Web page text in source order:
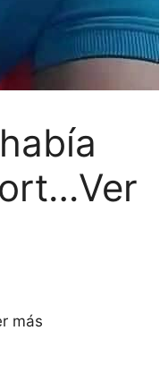
más